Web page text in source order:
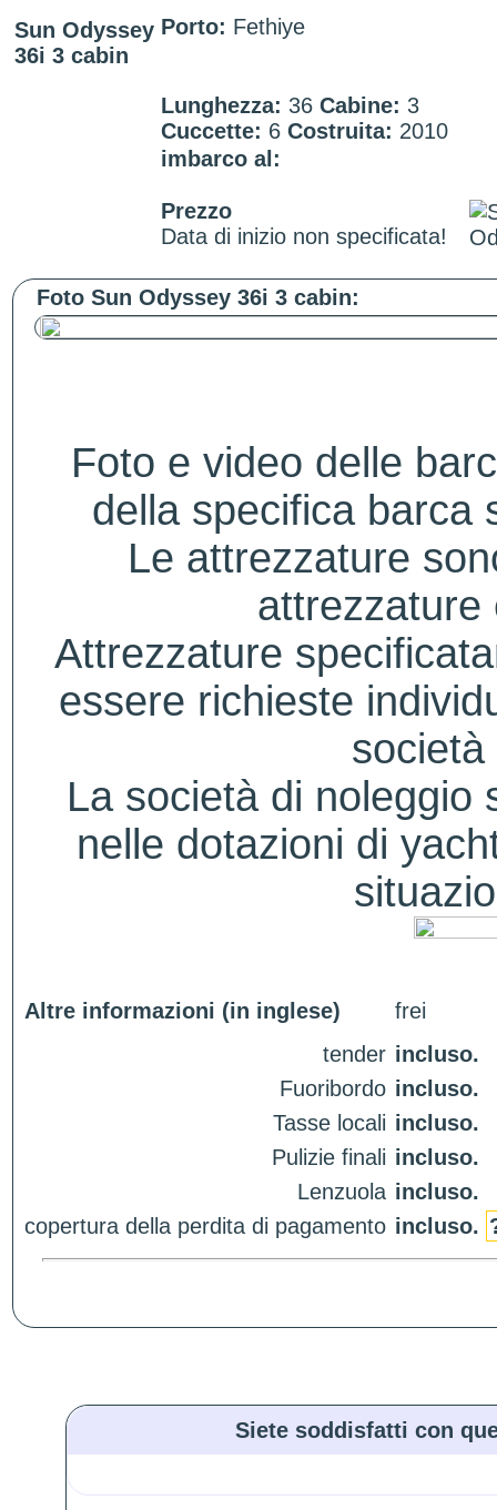
Sun Odyssey
36i 3 cabin
Porto: Fethiye
Lunghezza: 36 Cabine: 3
Cuccette: 6 Costruita: 2010
imbarco al:
Prezzo
Data di inizio non specificata!
Foto Sun Odyssey 36i 3 cabin:
Foto e video delle
della specifica barca
Le attrezzature
attrezzature
Attrezzature
essere richieste
La società di noleggio
nelle dotazioni di
Altre informazioni (in inglese)
frei
tender incluso.
Fuoribordo incluso.
Tasse locali incluso.
Pulizie finali incluso.
Lenzuola incluso.
copertura della perdita di pagamento incluso.
Siete soddisfatti con